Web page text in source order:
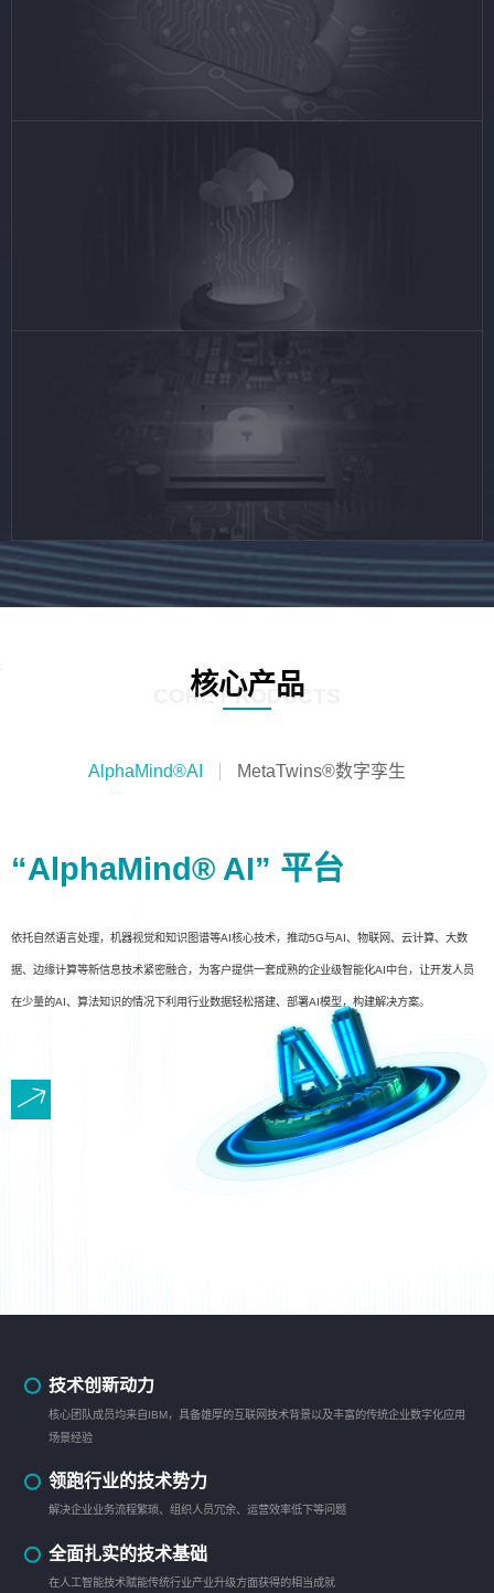
核心产品
CORE PRODUCTS
AlphaMind®AI MetaTwins®数字孪生
“AlphaMind® AI” 平台
依托自然语言处理，机器视觉和知识图谱等AI核心技术，推动5G与AI、物联网、云计算、大数
据、边缘计算等新信息技术紧密融合，为客户提供一套成熟的企业级智能化AI中台，让开发人员
在少量的AI、算法知识的情况下利用行业数据轻松搭建、部署AI模型，构建解决方案。
技术创新动力
核心团队成员均来自IBM，具备雄厚的互联网技术背景以及丰富的传统企业数字化应用
场景经验
领跑行业的技术势力
解决企业业务流程繁琐、组织人员冗余、运营效率低下等问题
全面扎实的技术基础
在人工智能技术赋能传统行业产业升级方面获得的相当成就